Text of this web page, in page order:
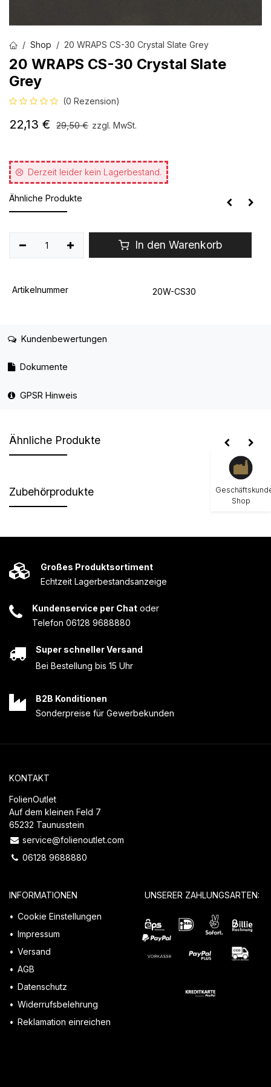
Shop 20 WRAPS CS-30 Crystal Slate Grey
20 WRAPS CS-30 Crystal Slate
Grey
(0 Rezension)
22,13 € 29,50€ zzgl. MwSt.
Derzeit leider kein Lagerbestand.
Ähnliche Produkte
In den Warenkorb
Artikelnummer 20W-CS30
Kundenbewertungen
Dokumente
GPSR Hinweis
Ähnliche Produkte
Zubehörprodukte
Großes Produktsortiment
Echtzeit Lagerbestandsanzeige
Kundenservice per Chat oder
Telefon 06128 9688880
Super schneller Versand
Bei Bestellung bis 15 Uhr
B2B Konditionen
Sonderpreise für Gewerbekunden
KONTAKT
FolienOutlet
Auf dem kleinen Feld 7
65232 Taunusstein
service@folienoutlet.com
06128 9688880
INFORMATIONEN
Cookie Einstellungen
Impressum
Versand
AGB
Datenschutz
Widerrufsbelehrung
Reklamation einreichen
UNSERER ZAHLUNGSARTEN:
Shop